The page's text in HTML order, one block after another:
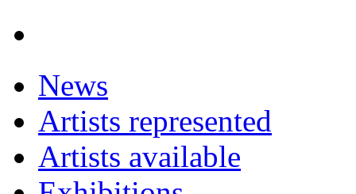
News
Artists represented
Artists available